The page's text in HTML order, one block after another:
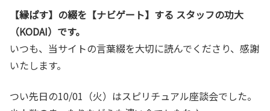
【縁ぱす】の綴を【ナビゲート】する スタッフの功大
（KODAI）です。
いつも、当サイトの言葉綴を大切に読んでくださり、感謝
いたします。
つい先日の10/01（火）はスピリチュアル座談会でした。